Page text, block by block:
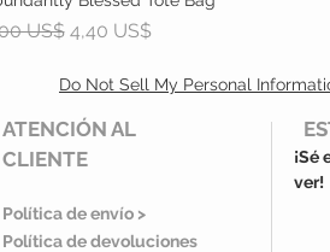
US$ Precio de oferta
4,40 US$
Do Not Sell My Personal
ATENCIÓN AL
CLIENTE
Política de envío >
Política de devoluciones
¡Sé
ver!